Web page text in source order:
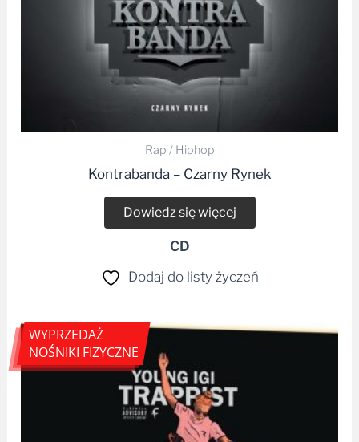
Rap / Hiphop
Kontrabanda – Czarny Rynek
Dowiedz się więcej
CD
Dodaj do listy życzeń
WYPRZEDAŻ
NOŚNIKI FIZYCZNE